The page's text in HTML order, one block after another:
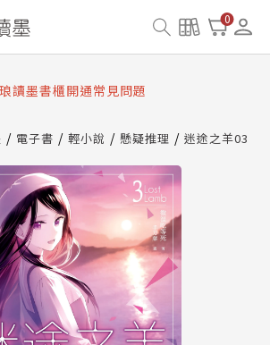
0
、8/13 行動網路降速演練提醒
讀墨數位閱讀資產合併與書櫃開通申請
讀墨書櫃開通常見問題
、8/13 行動網路降速演練提醒
電子書 輕小說 懸疑推理 迷途之羊03